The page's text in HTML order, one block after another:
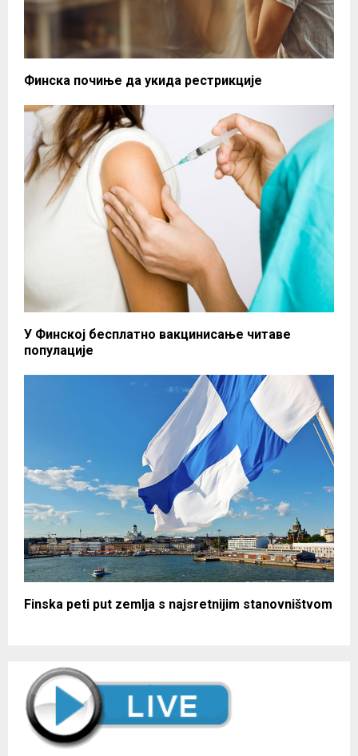
Финска почиње да укида рестрикције
У Финској бесплатно вакцинисање читаве
популације
Finska peti put zemlja s najsretnijim stanovništvom